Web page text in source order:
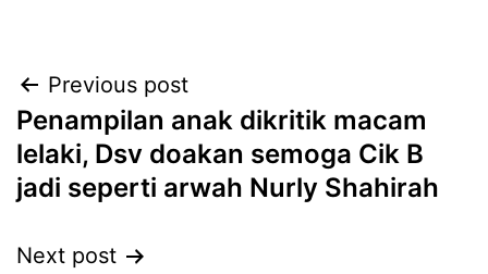
Post
navigation
Previous post
Penampilan anak dikritik macam
lelaki, Dsv doakan semoga Cik B
jadi seperti arwah Nurly Shahirah
Next post